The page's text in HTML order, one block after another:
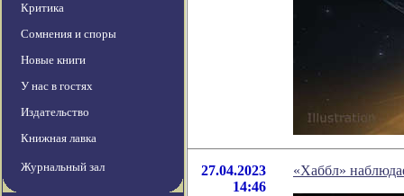
Критика
Сомнения и споры
Новые книги
У нас в гостях
Издательство
Книжная лавка
Журнальный зал
27.04.2023
14:46
«Хаббл»